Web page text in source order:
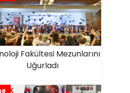
Fakültesi Mezunlarını
Uğurladı